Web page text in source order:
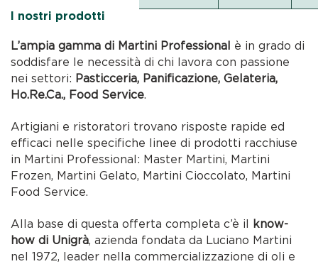
I nostri prodotti
L’ampia gamma di Martini Professional è in grado di
soddisfare le necessità di chi lavora con passione
nei settori: Pasticceria, Panificazione, Gelateria,
Ho.Re.Ca., Food Service.
Artigiani e ristoratori trovano risposte rapide ed
efficaci nelle specifiche linee di prodotti racchiuse
in Martini Professional: Master Martini, Martini
Frozen, Martini Gelato, Martini Cioccolato, Martini
Food Service.
Alla base di questa offerta completa c’è il know-
how di Unigrà, azienda fondata da Luciano Martini
nel 1972, leader nella commercializzazione di oli e